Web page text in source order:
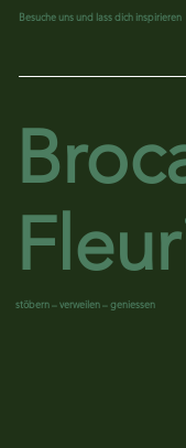
Besuche uns und lass dich inspirieren
stöbern – verweilen – geniessen